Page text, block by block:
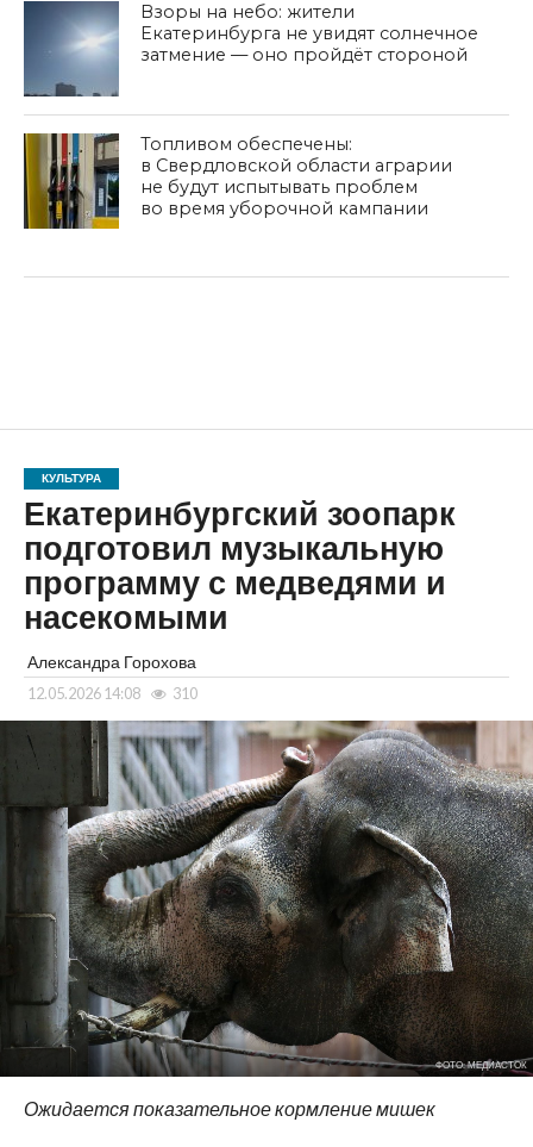
Взоры на небо: жители
Екатеринбурга не увидят солнечное
затмение — оно пройдёт стороной
Топливом обеспечены:
в Свердловской области аграрии
не будут испытывать проблем
во время уборочной кампании
КУЛЬТУРА
Екатеринбургский зоопарк
подготовил музыкальную
программу с медведями и
насекомыми
Александра Горохова
12.05.2026 14:08 310
ФОТО: МЕДИАСТОК
Ожидается показательное кормление мишек